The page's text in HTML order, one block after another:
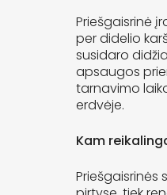
Priešgaisrinė
per didelio
susidaro
apsaugos
tarnavimo
erdvėje.
Kam